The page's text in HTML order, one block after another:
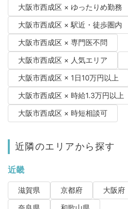
大阪市西成区 × ゆったりめ勤務
大阪市西成区 × 駅近・徒歩圏内
大阪市西成区 × 専門医不問
大阪市西成区 × 人気エリア
大阪市西成区 × 1日10万円以上
大阪市西成区 × 時給1.3万円以上
大阪市西成区 × 時短相談可
近隣のエリアから探す
近畿
滋賀県 京都府 大阪府